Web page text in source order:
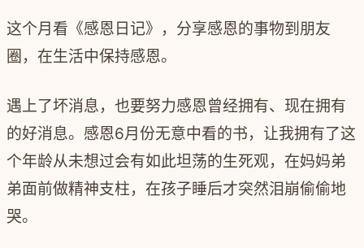
这个月看《感恩日记》，分享感恩的事物到朋友
圈，在生活中保持感恩。
遇上了坏消息，也要努力感恩曾经拥有、现在拥有
的好消息。感恩6月份无意中看的书，让我拥有了这
个年龄从未想过会有如此坦荡的生死观，在妈妈弟
弟面前做精神支柱，在孩子睡后才突然泪崩偷偷地
哭。